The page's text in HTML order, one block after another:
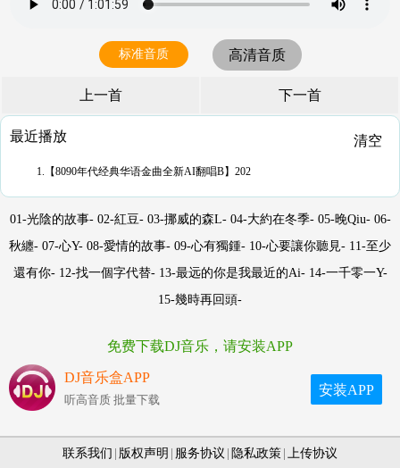
标准音质 高清音质
上一首 下一首
最近播放 清空
1.【8090年代经典华语金曲全新AI翻唱B】202
01-光陰的故事- 02-紅豆- 03-挪威的森L- 04-大約在冬季- 05-晚Qiu- 06-
秋纏- 07-心Y- 08-愛情的故事- 09-心有獨鍾- 10-心要讓你聽見- 11-至少
還有你- 12-找一個字代替- 13-最远的你是我最近的Ai- 14-一千零一Y-
15-幾時再回頭-
免费下载DJ音乐，请安装APP
DJ音乐盒APP
听高音质 批量下载
安装APP
联系我们 版权声明 服务协议 隐私政策 上传协议